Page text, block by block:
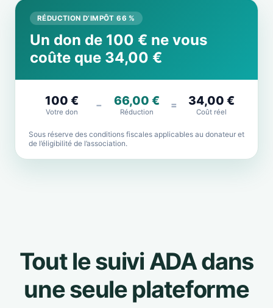
RÉDUCTION D’IMPÔT 66 %
Un don de 100 € ne vous
coûte que 34,00 €
100 €
Votre don
− 66,00 €
Réduction
= 34,00 €
Coût réel
Sous réserve des conditions fiscales applicables au donateur et
de l’éligibilité de l’association.
Tout le suivi ADA dans
une seule plateforme